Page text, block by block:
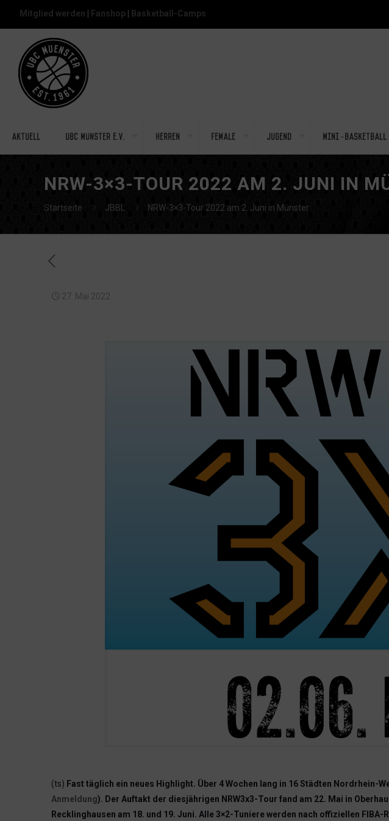
Mitglied werden Fanshop Basketball-Camps
Aktuell UBC Münster e.V. Herren Female Jugend Mini-Basketball
NRW-3×3-TOUR 2022 AM 2. JUNI IN
Startseite JBBL NRW-3×3-Tour 2022 am 2. Juni in Münster
27. Mai 2022
(ts) Fast täglich ein neues Highlight. Über 4 Wochen lang in 16 Städten Nordrhein-
Anmeldung). Der Auftakt der diesjährigen NRW3x3-Tour fand am 22. Mai in
Recklinghausen am 18. und 19. Juni. Alle 3×2-Tuniere werden nach offiziellen FIBA-